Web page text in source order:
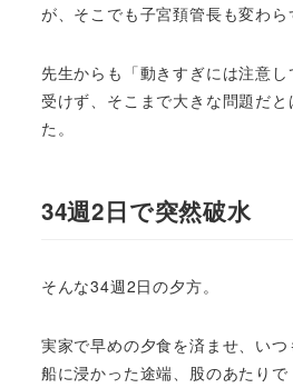
が、そこでも子宮頚管長も変わら
先生からも「動きすぎには注意
受けず、そこまで大きな問題だ
た。
34週2日で突然破水
そんな34週2日の夕方。
実家で早めの夕食を済ませ、い
船に浸かった途端、股のあたりで